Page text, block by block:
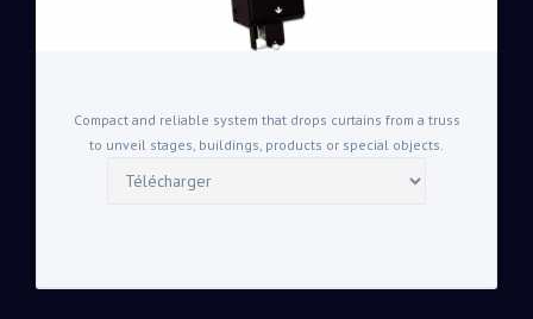
Compact and reliable system that drops curtains from a truss
to unveil stages, buildings, products or special objects.